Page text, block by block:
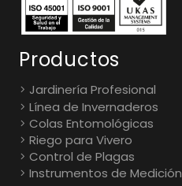
Productos
Jardinería Profesional
Línea de Invernaderos
Colas Entomológicas
Riego para Vivero
Control de Plagas
Instrumentos de Medición